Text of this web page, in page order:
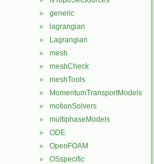
► generic
► lagrangian
► Lagrangian
► mesh
► meshCheck
► meshTools
► MomentumTransportModels
► motionSolvers
► multiphaseModels
► ODE
► OpenFOAM
► OSspecific